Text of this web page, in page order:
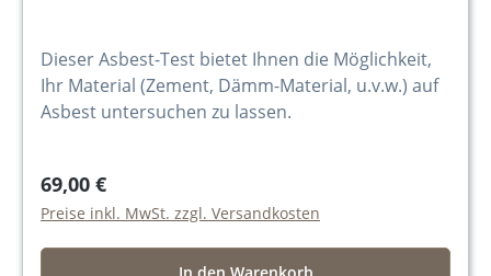
Dieser Asbest-Test bietet Ihnen die Möglichkeit,
Ihr Material (Zement, Dämm-Material, u.v.w.) auf
Asbest untersuchen zu lassen.
69,00 €
Preise inkl. MwSt. zzgl. Versandkosten